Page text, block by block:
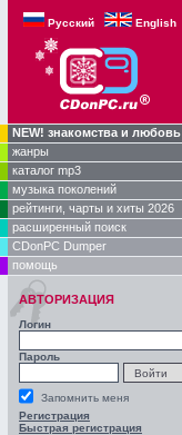
Русский English
NEW! знакомства и любовь
жанры
каталог mp3
музыка поколений
рейтинги, чарты и хиты 2026
расширенный поиск
CDonPC Dumper
помощь
АВТОРИЗАЦИЯ
Логин
Пароль
Запомнить меня
Регистрация
Быстрая регистрация